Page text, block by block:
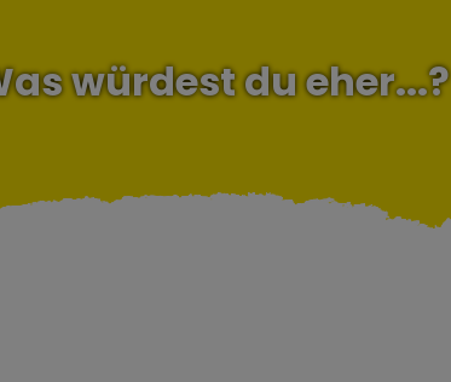
würdest du eher...?